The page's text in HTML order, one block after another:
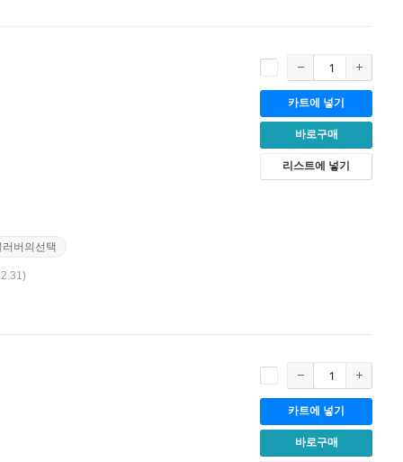
버의선택
카트에 넣기
바로구매
리스트에 넣기
카트에 넣기
바로구매